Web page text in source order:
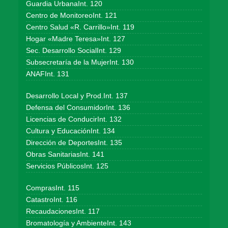
Guardia UrbanaInt. 120
Centro de MonitoreoInt. 121
Centro Salud «R. Carrillo»Int. 119
Hogar «Madre Teresa»Int. 127
Sec. Desarrollo SocialInt. 129
Subsecretaría de la MujerInt. 130
ANAFInt. 131
Desarrollo Local y Prod.Int. 137
Defensa del ConsumidorInt. 136
Licencias de ConducirInt. 132
Cultura y EducaciónInt. 134
Dirección de DeportesInt. 135
Obras SanitariasInt. 141
Servicios PúblicosInt. 125
ComprasInt. 115
CatastroInt. 116
RecaudacionesInt. 117
Bromatología y AmbienteInt. 143